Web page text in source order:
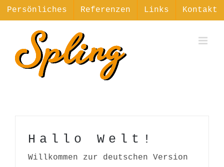
Zum
Inhalt
springen
Persönliches Referenzen Links Kontakt
Hallo Welt!
Willkommen zur deutschen Version